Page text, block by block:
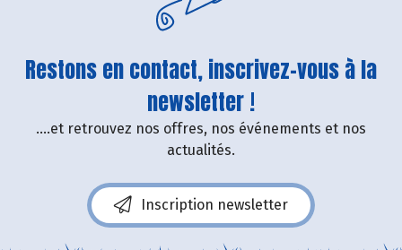
Restons en contact, inscrivez-vous à la
newsletter !
....et retrouvez nos offres, nos événements et nos
actualités.
Inscription newsletter